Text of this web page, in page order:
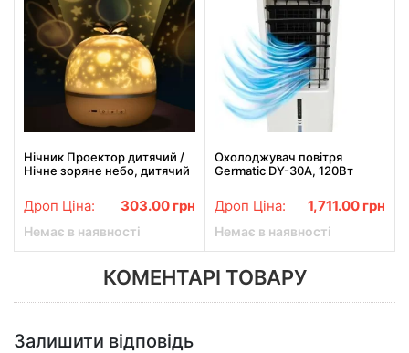
Нічник Проектор дитячий /
Нічне зоряне небо, дитячий
Дроп Ціна: 303.00 грн
Немає в наявності
Охолоджувач повітря
Germatic DY-30A, 120Вт
ємність - 5,5л для льоду
Дроп Ціна: 1,711.00 грн
Немає в наявності
КОМЕНТАРІ ТОВАРУ
Залишити відповідь